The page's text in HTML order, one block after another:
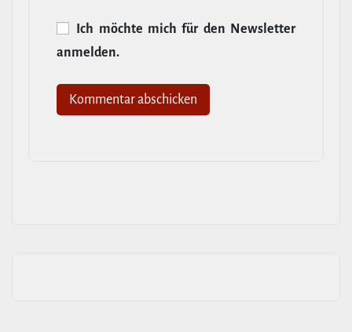
Ich möchte mich für den News­letter
anmelden.